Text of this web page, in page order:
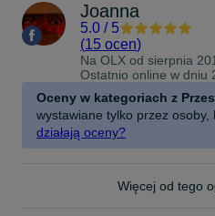
Joanna
5.0 / 5
(15 ocen)
Na OLX od sierpnia
Ostatnio online w dniu
Oceny w kategoriach z
wystawiane tylko przez osoby,
działają oceny?
Więcej od tego